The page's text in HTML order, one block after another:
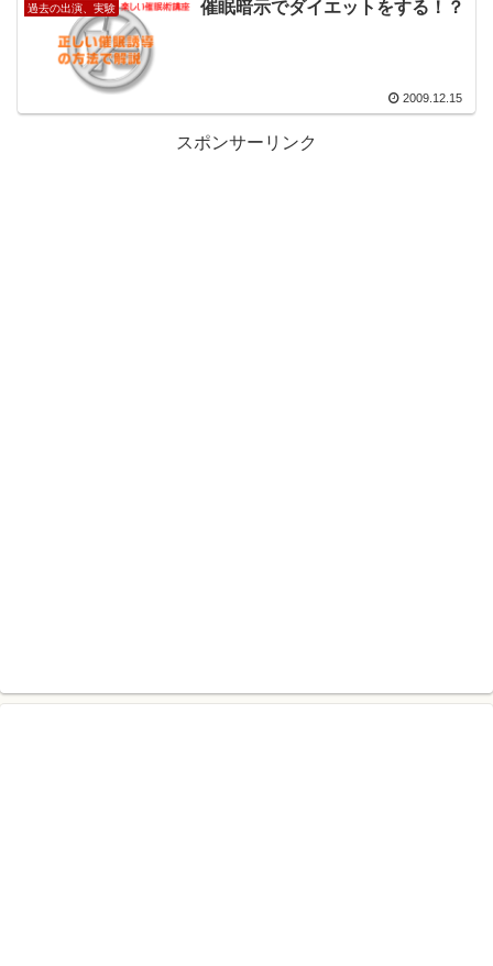
過去の出演、実験 催眠暗示でダイエットをする！？
2009.12.15
スポンサーリンク